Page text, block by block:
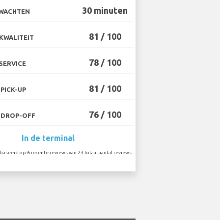
30 minuten
81 / 100
78 / 100
UP 81 / 100
OFF 76 / 100
In de terminal
op 6 recente reviews van 23 totaal aantal reviews.